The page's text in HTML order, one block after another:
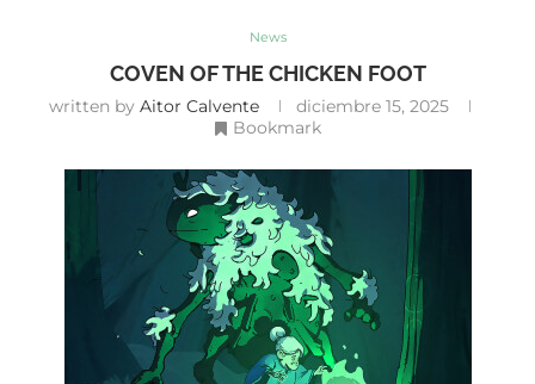
News
COVEN OF THE CHICKEN FOOT
written by Aitor Calvente
diciembre 15, 2025
Bookmark